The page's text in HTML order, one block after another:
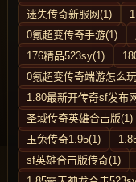
迷失传奇新服网(1)
0氪超变传奇手游(1)
176精品523sy(1)
0氪超变传奇端游怎么
1.80最新开传奇sf发布
圣域传奇英雄合击版(1)
玉兔传奇1.95(1)
sf英雄合击版传奇(1)